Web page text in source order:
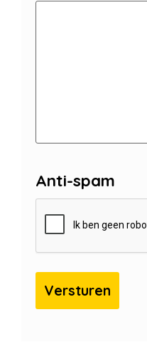
Anti-spam